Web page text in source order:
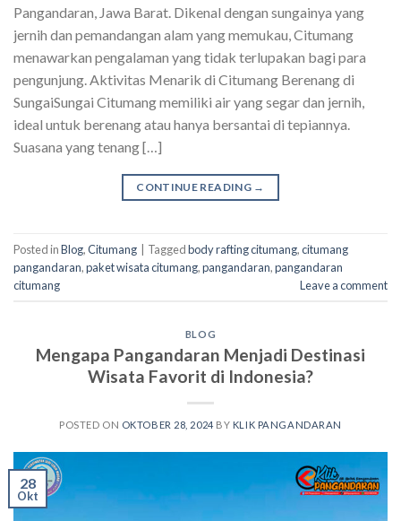
Pangandaran, Jawa Barat. Dikenal dengan sungainya yang
jernih dan pemandangan alam yang memukau, Citumang
menawarkan pengalaman yang tidak terlupakan bagi para
pengunjung. Aktivitas Menarik di Citumang Berenang di
SungaiSungai Citumang memiliki air yang segar dan jernih,
ideal untuk berenang atau hanya bersantai di tepiannya.
Suasana yang tenang […]
CONTINUE READING →
Posted inBlog,Citumang | Taggedbody rafting citumang,citumang
pangandaran,paket wisata citumang,pangandaran,pangandaran
citumang
Leave a comment
BLOG
Mengapa Pangandaran Menjadi Destinasi
Wisata Favorit di Indonesia?
POSTED ON OKTOBER 28, 2024 BY KLIK PANGANDARAN
28
Okt